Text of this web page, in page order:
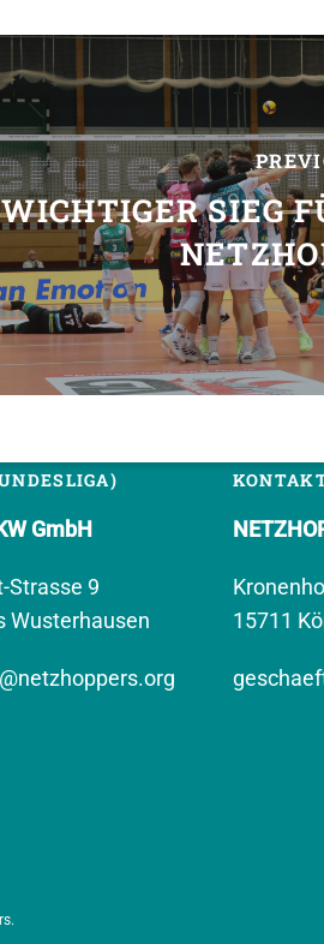
WICHTIGER SIEG
GmbH
Strasse 9
Wusterhausen
15711